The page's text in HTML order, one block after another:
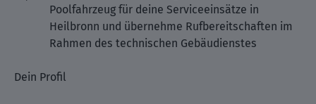
Poolfahrzeug für deine Serviceeinsätze in
Heilbronn und übernehme Rufbereitschaften im
Rahmen des technischen Gebäudienstes
Dein Profil